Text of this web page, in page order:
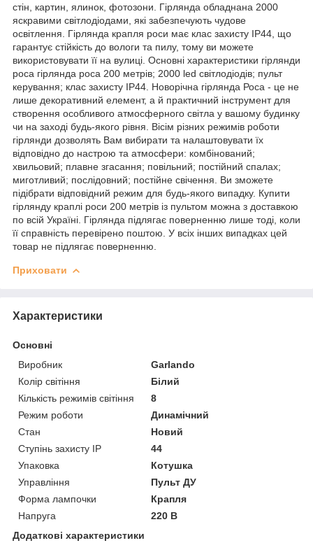
стін, картин, ялинок, фотозони. Гірлянда обладнана 2000
яскравими світлодіодами, які забезпечують чудове
освітлення. Гірлянда крапля роси має клас захисту IP44, що
гарантує стійкість до вологи та пилу, тому ви можете
використовувати її на вулиці. Основні характеристики гірлянди
роса гірлянда роса 200 метрів; 2000 led світлодіодів; пульт
керування; клас захисту IP44. Новорічна гірлянда Роса - це не
лише декоративний елемент, а й практичний інструмент для
створення особливого атмосферного світла у вашому будинку
чи на заході будь-якого рівня. Вісім різних режимів роботи
гірлянди дозволять Вам вибирати та налаштовувати їх
відповідно до настрою та атмосфери: комбінований;
хвильовий; плавне згасання; повільний; постійний спалах;
миготливий; послідовний; постійне свічення. Ви зможете
підібрати відповідний режим для будь-якого випадку. Купити
гірлянду краплі роси 200 метрів із пультом можна з доставкою
по всій Україні. Гірлянда підлягає поверненню лише тоді, коли
її справність перевірено поштою. У всіх інших випадках цей
товар не підлягає поверненню.
Приховати
Характеристики
Основні
Виробник
Garlando
Колір світіння
Білий
Кількість режимів світіння
8
Режим роботи
Динамічний
Стан
Новий
Ступінь захисту IP
44
Упаковка
Котушка
Управління
Пульт ДУ
Форма лампочки
Крапля
Напруга
220 В
Додаткові характеристики